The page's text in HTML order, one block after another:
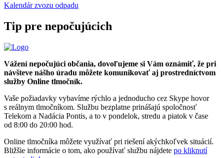
Kalendár zvozu odpadu
Tip pre nepočujúcich
Vážení nepočujúci občania, dovoľujeme si Vám oznámiť, že pri
návšteve nášho úradu môžete komunikovať aj prostredníctvom
služby Online tlmočník.
Vaše požiadavky vybavíme rýchlo a jednoducho cez Skype hovor
s reálnym tlmočníkom. Službu bezplatne prinášajú spoločnosť
Telekom a Nadácia Pontis, a to v pondelok, stredu a piatok v čase
od 8:00 do 20:00 hod.
Online tlmočníka môžete využívať pri riešení akýchkoľvek situácií.
Bližšie informácie o tom, ako používať službu nájdete po kliknutí